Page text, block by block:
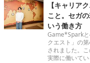
【キャリア
こと。セガ
いう働き方
Game*Spark
クエスト」の
されました。
実際に働いて